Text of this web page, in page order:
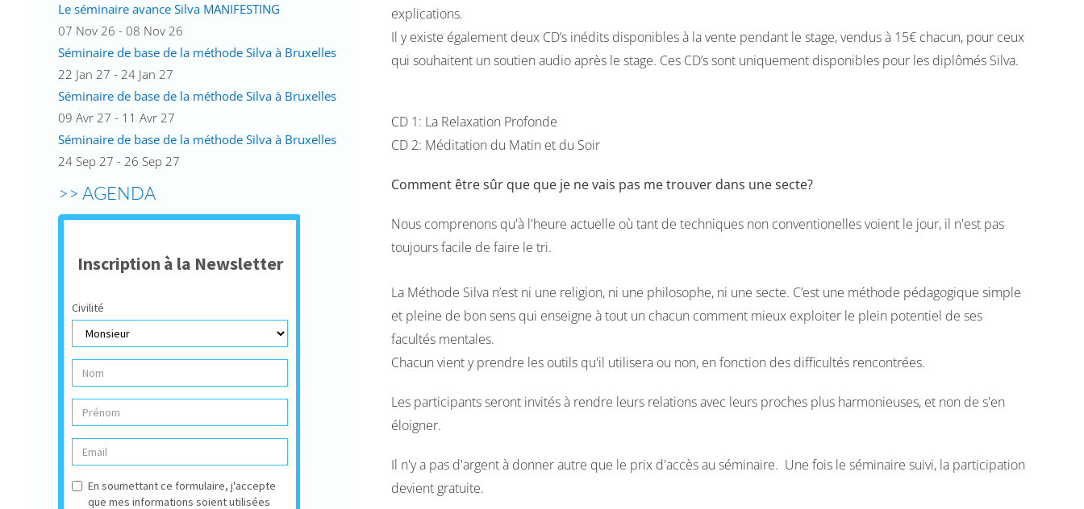
explications.
Il y existe également deux CD’s inédits disponibles à la vente pendant le stage, vendus à 15€ chacun, pour ceux
qui souhaitent un soutien audio après le stage. Ces CD’s sont uniquement disponibles pour les diplômés Silva.
CD 1: La Relaxation Profonde
CD 2: Méditation du Matin et du Soir
Comment être sûr que que je ne vais pas me trouver dans une secte?
Nous comprenons qu'à l'heure actuelle où tant de techniques non conventionelles voient le jour, il n'est pas
toujours facile de faire le tri.
La Méthode Silva n’est ni une religion, ni une philosophe, ni une secte. C’est une méthode pédagogique simple
et pleine de bon sens qui enseigne à tout un chacun comment mieux exploiter le plein potentiel de ses
facultés mentales.
Chacun vient y prendre les outils qu'il utilisera ou non, en fonction des difficultés rencontrées.
Les participants seront invités à rendre leurs relations avec leurs proches plus harmonieuses, et non de s'en
éloigner.
Il n'y a pas d'argent à donner autre que le prix d'accès au séminaire. Une fois le séminaire suivi, la participation
devient gratuite.
Le séminaire avance Silva MANIFESTING
07 Nov 26 - 08 Nov 26
Séminaire de base de la méthode Silva à Bruxelles
22 Jan 27 - 24 Jan 27
Séminaire de base de la méthode Silva à Bruxelles
09 Avr 27 - 11 Avr 27
Séminaire de base de la méthode Silva à Bruxelles
24 Sep 27 - 26 Sep 27
>> AGENDA